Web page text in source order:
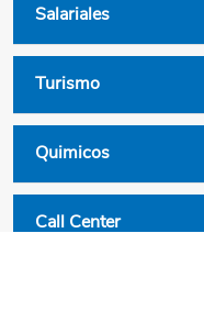
Salariales
Turismo
Quimicos
Call Center